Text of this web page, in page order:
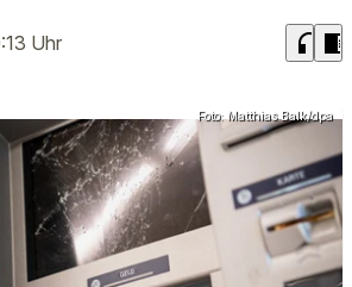
Uhr headphones chrome_reader_mode
Foto: Matthias Balk/dpa